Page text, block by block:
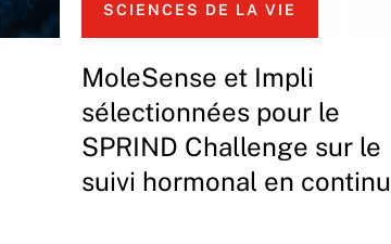
SCIENCES DE LA VIE
MoleSense et Impli
sélectionnées pour le
SPRIND Challenge sur le
suivi hormonal en continu